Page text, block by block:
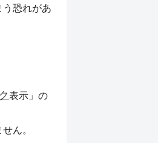
恐れがあ
表示」の
ん。